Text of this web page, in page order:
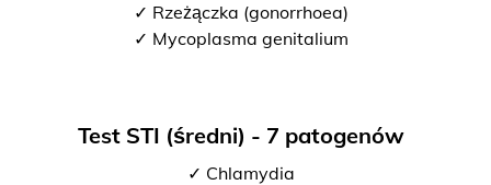
✓ Rzeżączka (gonorrhoea)
✓ Mycoplasma genitalium
Test STI (średni) - 7 patogenów
✓ Chlamydia